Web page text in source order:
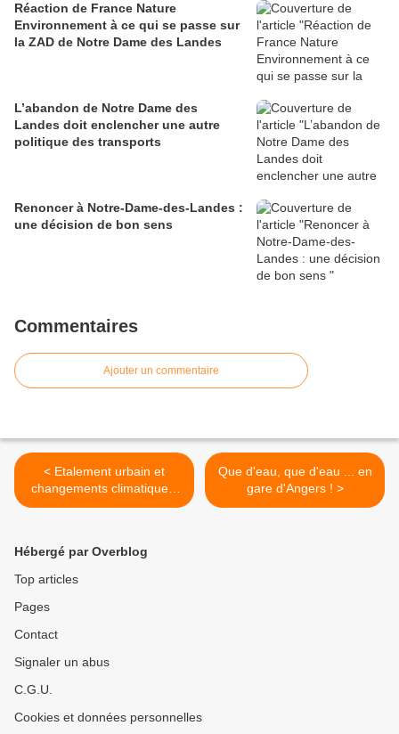
Réaction de France Nature
Environnement à ce qui se passe sur
la ZAD de Notre Dame des Landes
L’abandon de Notre Dame des
Landes doit enclencher une autre
politique des transports
Renoncer à Notre-Dame-des-Landes :
une décision de bon sens
Commentaires
Ajouter un commentaire
< Etalement urbain et
changements climatiques:
état des lieux et
Que d'eau, que d'eau ... en
gare d'Angers ! >
Hébergé par Overblog
Top articles
Pages
Contact
Signaler un abus
C.G.U.
Cookies et données personnelles